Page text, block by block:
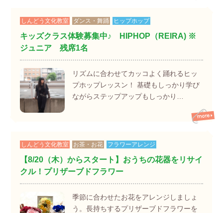
しんどう文化教室 ダンス・舞踊 ヒップホップ
キッズクラス体験募集中♪ HIPHOP（REIRA) ※
ジュニア 残席1名
リズムに合わせてカッコよく踊れるヒッ
プホップレッスン！ 基礎もしっかり学び
ながらステップアップもしっかり…
しんどう文化教室 お茶・お花 フラワーアレンジ
【8/20（木）からスタート】おうちの花器をリサイ
クル！プリザーブドフラワー
季節に合わせたお花をアレンジしましょ
う。長持ちするプリザーブドフラワーを